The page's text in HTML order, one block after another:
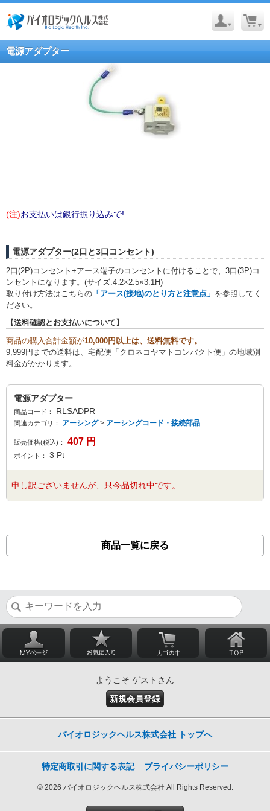
電源アダプター
(注)お支払いは銀行振り込みで!
電源アダプター(2口と3口コンセント)
2口(2P)コンセント+アース端子のコンセントに付けることで、3口(3P)コ
ンセントになります。(サイズ:4.2×2.5×3.1H)
取り付け方法はこちらの 「アース(接地)のとり方と注意点」 を参照してく
ださい。
【送料確認とお支払いについて】
商品の購入合計金額が10,000円以上は、送料無料です。
9,999円までの送料は、宅配便「クロネコヤマトコンパクト便」の地域別
料金がかかります。
電源アダプター
商品コード： RLSADPR
関連カテゴリ： アーシング> アーシングコード・接続部品
販売価格(税込)： 407 円
ポイント： 3 Pt
申し訳ございませんが、只今品切れ中です。
商品一覧に戻る
ようこそ ゲストさん
新規会員登録
バイオロジックヘルス株式会社 トップへ
特定商取引に関する表記 プライバシーポリシー
© 2026 バイオロジックヘルス株式会社 All Rights Reserved.